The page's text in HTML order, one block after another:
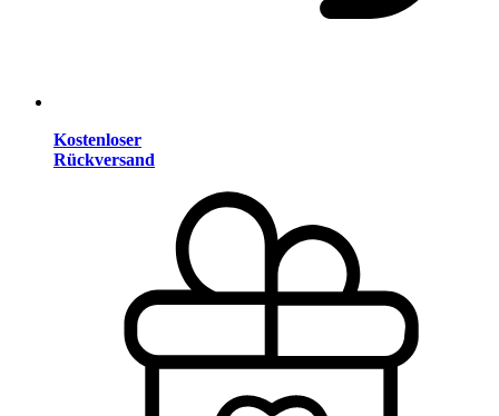
Kostenloser
Rückversand